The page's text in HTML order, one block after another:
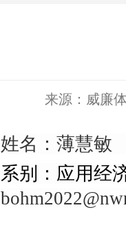
来源：威廉
姓名：薄
系别：应用